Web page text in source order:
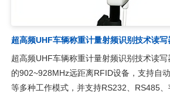
超高频UHF车辆称重计量射频识别技术读
超高频UHF车辆称重计量射频识别技术读
的902~928MHz远距离RFID设备，支持自
等多种工作模式，并支持RS232、RS485、